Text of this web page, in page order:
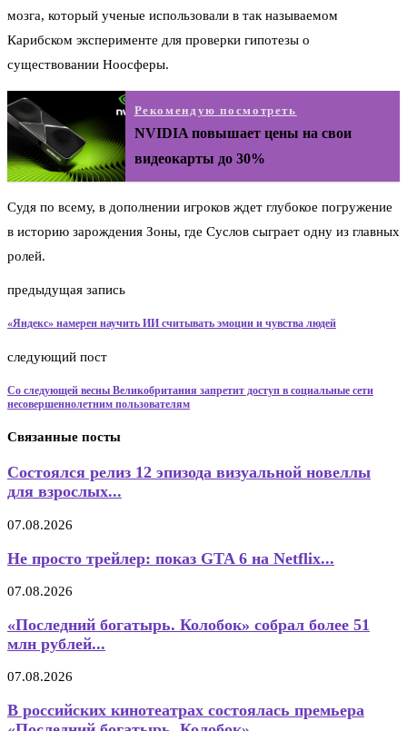
мозга, который ученые использовали в так называемом
Карибском эксперименте для проверки гипотезы о
существовании Ноосферы.
Рекомендую посмотреть
NVIDIA повышает цены на свои
видеокарты до 30%
Судя по всему, в дополнении игроков ждет глубокое погружение
в историю зарождения Зоны, где Суслов сыграет одну из главных
ролей.
предыдущая запись
«Яндекс» намерен научить ИИ считывать эмоции и чувства людей
следующий пост
Со следующей весны Великобритания запретит доступ в социальные сети
несовершеннолетним пользователям
Связанные посты
Состоялся релиз 12 эпизода визуальной новеллы
для взрослых...
07.08.2026
Не просто трейлер: показ GTA 6 на Netflix...
07.08.2026
«Последний богатырь. Колобок» собрал более 51
млн рублей...
07.08.2026
В российских кинотеатрах состоялась премьера